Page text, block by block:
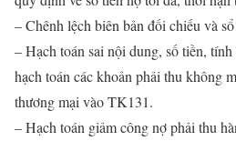
– Chênh lệch biên bản đối chiếu và
– Hạch toán sai nội dung, số tiền,
hạch toán các khoản phải thu không
thương mại vào TK131.
– Hạch toán giảm công nợ phải thu